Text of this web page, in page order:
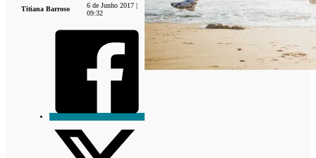
Titiana Barroso
6 de Junho 2017 |
09:32